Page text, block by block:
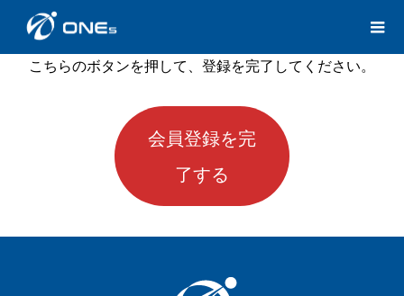
こちらのボタンを押して、登録を完了してください。
会員登録を完
了する